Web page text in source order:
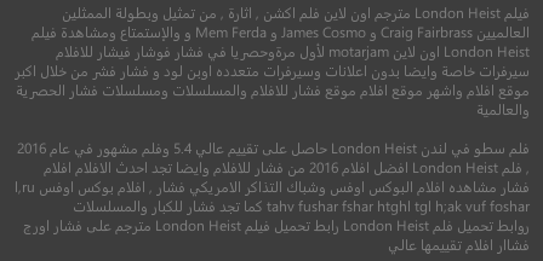
6.9
6.4
فيلم London Heist مترجم اون لاين فلم اكشن , اثارة , من تمثيل وبطولة الممثلين
العالميين Craig Fairbrass و James Cosmo و Mem Ferda و والإستمتاع ومشاهدة فيلم
London Heist اون لاين motarjam لأول مرةوحصريا في فشار فوشار فيشار للافلام
سيرفرات خاصة وايضا بدون اعلانات وسيرفرات متعدده اوبن لود و فشار فشر من خلال اكبر
موقع افلام واشهر موقع افلام موقع فشار للافلام والمسلسلات ومسلسلات فشار الحصرية
والعالمية
فلم سطو في لندن London Heist حاصل على تقييم عالي 5.4 وفلم مشهور في عام 2016
, فلم London Heist افضل افلام 2016 من فشار للافلام وايضا تجد احدث الافلام افلام
فشار مشاهده افلام البوكس اوفس وشباك التذاكر الامريكي فشار , افلام بوكس اوفس l,ru
tahv fushar fshar htghl tgl h;ak vuf foshar كما تجد فشار للكبار والمسلسلات
روابط تحميل فلم London Heist رابط تحميل فيلم London Heist مترجم على فشار اورج
فشاار افلام تقييمها عالي